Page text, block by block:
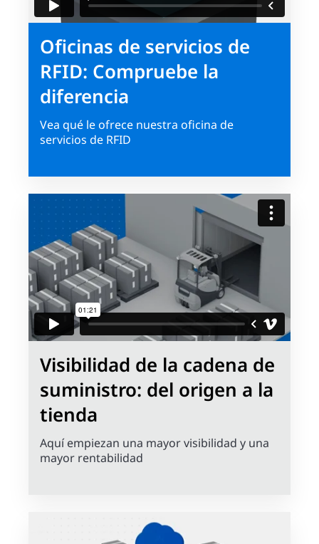
Oficinas de servicios de
RFID: Compruebe la
diferencia
Vea qué le ofrece nuestra oficina de
servicios de RFID
Visibilidad de la cadena de
suministro: del origen a la
tienda
Aquí empiezan una mayor visibilidad y una
mayor rentabilidad